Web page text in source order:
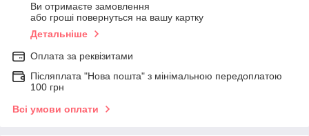
Ви отримаєте замовлення
або гроші повернуться на вашу картку
Детальніше
Оплата за реквізитами
Післяплата "Нова пошта" з мінімальною передоплатою
100 грн
Всі умови оплати